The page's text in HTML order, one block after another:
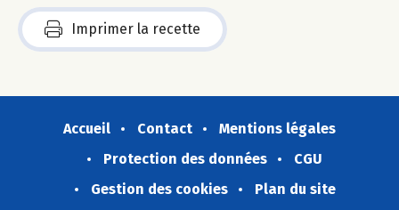
Imprimer la recette
Accueil Contact
Mentions légales
Protection des données
CGU
Gestion des cookies
Plan du site